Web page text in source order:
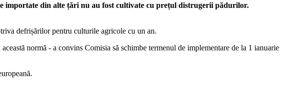
importate din alte țări nu au fost cultivate cu prețul distrugerii pădurilor.
defrișărilor pentru culturile agricole cu un an.
normă - a convins Comisia să schimbe termenul de implementare de la 1 ianuarie